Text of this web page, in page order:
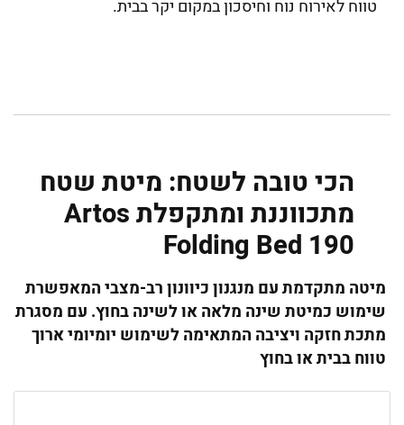
טווח לאירוח נוח וחיסכון במקום יקר בבית.
הכי טובה לשטח: מיטת שטח
מתכווננת ומתקפלת Artos
Folding Bed 190
מיטה מתקדמת עם מנגנון כיוונון רב-מצבי המאפשרת
שימוש כמיטת שינה מלאה או לשינה בחוץ. עם מסגרת
מתכת חזקה ויציבה המתאימה לשימוש יומיומי ארוך
טווח בבית או בחוץ